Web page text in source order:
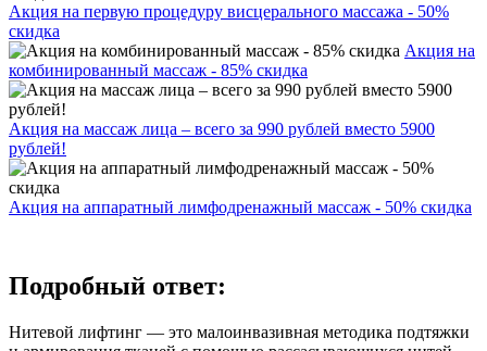
Акция на первую процедуру висцерального массажа - 50%
скидка
Акция на
комбинированный массаж - 85% скидка
Акция на массаж лица – всего за 990 рублей вместо 5900
рублей!
Акция на аппаратный лимфодренажный массаж - 50% скидка
Подробный ответ:
Нитевой лифтинг — это малоинвазивная методика подтяжки